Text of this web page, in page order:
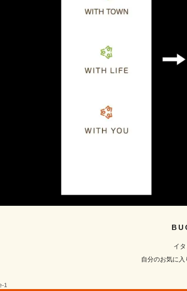
イ
自分のお気に
1